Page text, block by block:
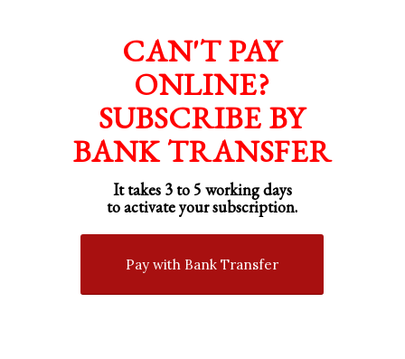
CAN'T PAY
ONLINE?
SUBSCRIBE BY
BANK TRANSFER
It takes 3 to 5 working days
to activate your subscription.
Pay with Bank Transfer